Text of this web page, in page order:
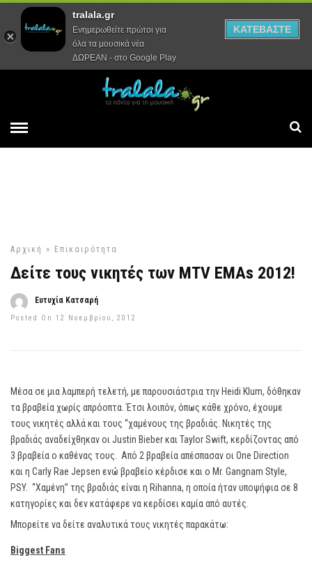
Αρχική Συνεντεύξεις Ρεπορτάζ
Αρχική » Επικαιρότητα
Δείτε τους νικητές των MTV EMAs 2012!
Ευτυχία Κατσαρή
Posted On 12 Νοεμβρίου, 2012
Μέσα σε μια λαμπερή τελετή, με παρουσιάστρια την Heidi Klum, δόθηκαν
τα βραβεία χωρίς απρόοπτα. Έτσι λοιπόν, όπως κάθε χρόνο, έχουμε
τους νικητές αλλά και τους “χαμένους της βραδιάς. Νικητές της
βραδιάς αναδείχθηκαν οι Justin Bieber και Taylor Swift, κερδίζοντας από
3 βραβεία ο καθένας τους. Από 2 βραβεία απέσπασαν οι One Direction
και η Carly Rae Jepsen ενώ βραβείο κέρδισε και ο Mr. Gangnam Style,
PSY. “Χαμένη” της βραδιάς είναι η Rihanna, η οποία ήταν υποψήφια σε 8
κατηγορίες και δεν κατάφερε να κερδίσει καμία από αυτές.
Μπορείτε να δείτε αναλυτικά τους νικητές παρακάτω:
Biggest Fans
tralala.gr
Ενημερωθείτε πρώτοι για
όλα τα μουσικά νέα
ΔΩΡΕΑΝ - στο Google Play
ΚΑΤΕΒΑΣΤΕ